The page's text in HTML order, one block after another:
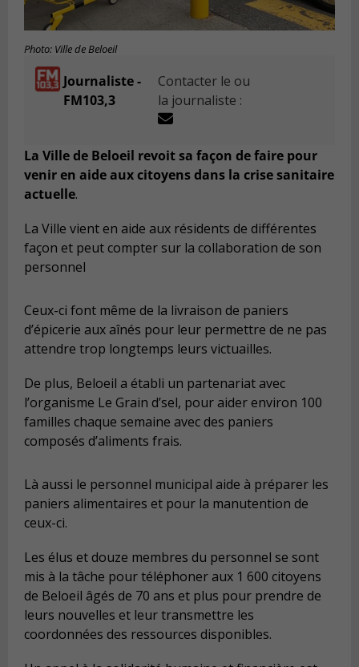
Photo: Ville de Beloeil
Journaliste -
FM103,3
Contacter le ou
la journaliste :
La Ville de Beloeil revoit sa façon de faire pour
venir en aide aux citoyens dans la crise sanitaire
actuelle.
La Ville vient en aide aux résidents de différentes
façon et peut compter sur la collaboration de son
personnel
Ceux-ci font même de la livraison de paniers
d’épicerie aux aînés pour leur permettre de ne pas
attendre trop longtemps leurs victuailles.
De plus, Beloeil a établi un partenariat avec
l’organisme Le Grain d’sel, pour aider environ 100
familles chaque semaine avec des paniers
composés d’aliments frais.
Là aussi le personnel municipal aide à préparer les
paniers alimentaires et pour la manutention de
ceux-ci.
Les élus et douze membres du personnel se sont
mis à la tâche pour téléphoner aux 1 600 citoyens
de Beloeil âgés de 70 ans et plus pour prendre de
leurs nouvelles et leur transmettre les
coordonnées des ressources disponibles.